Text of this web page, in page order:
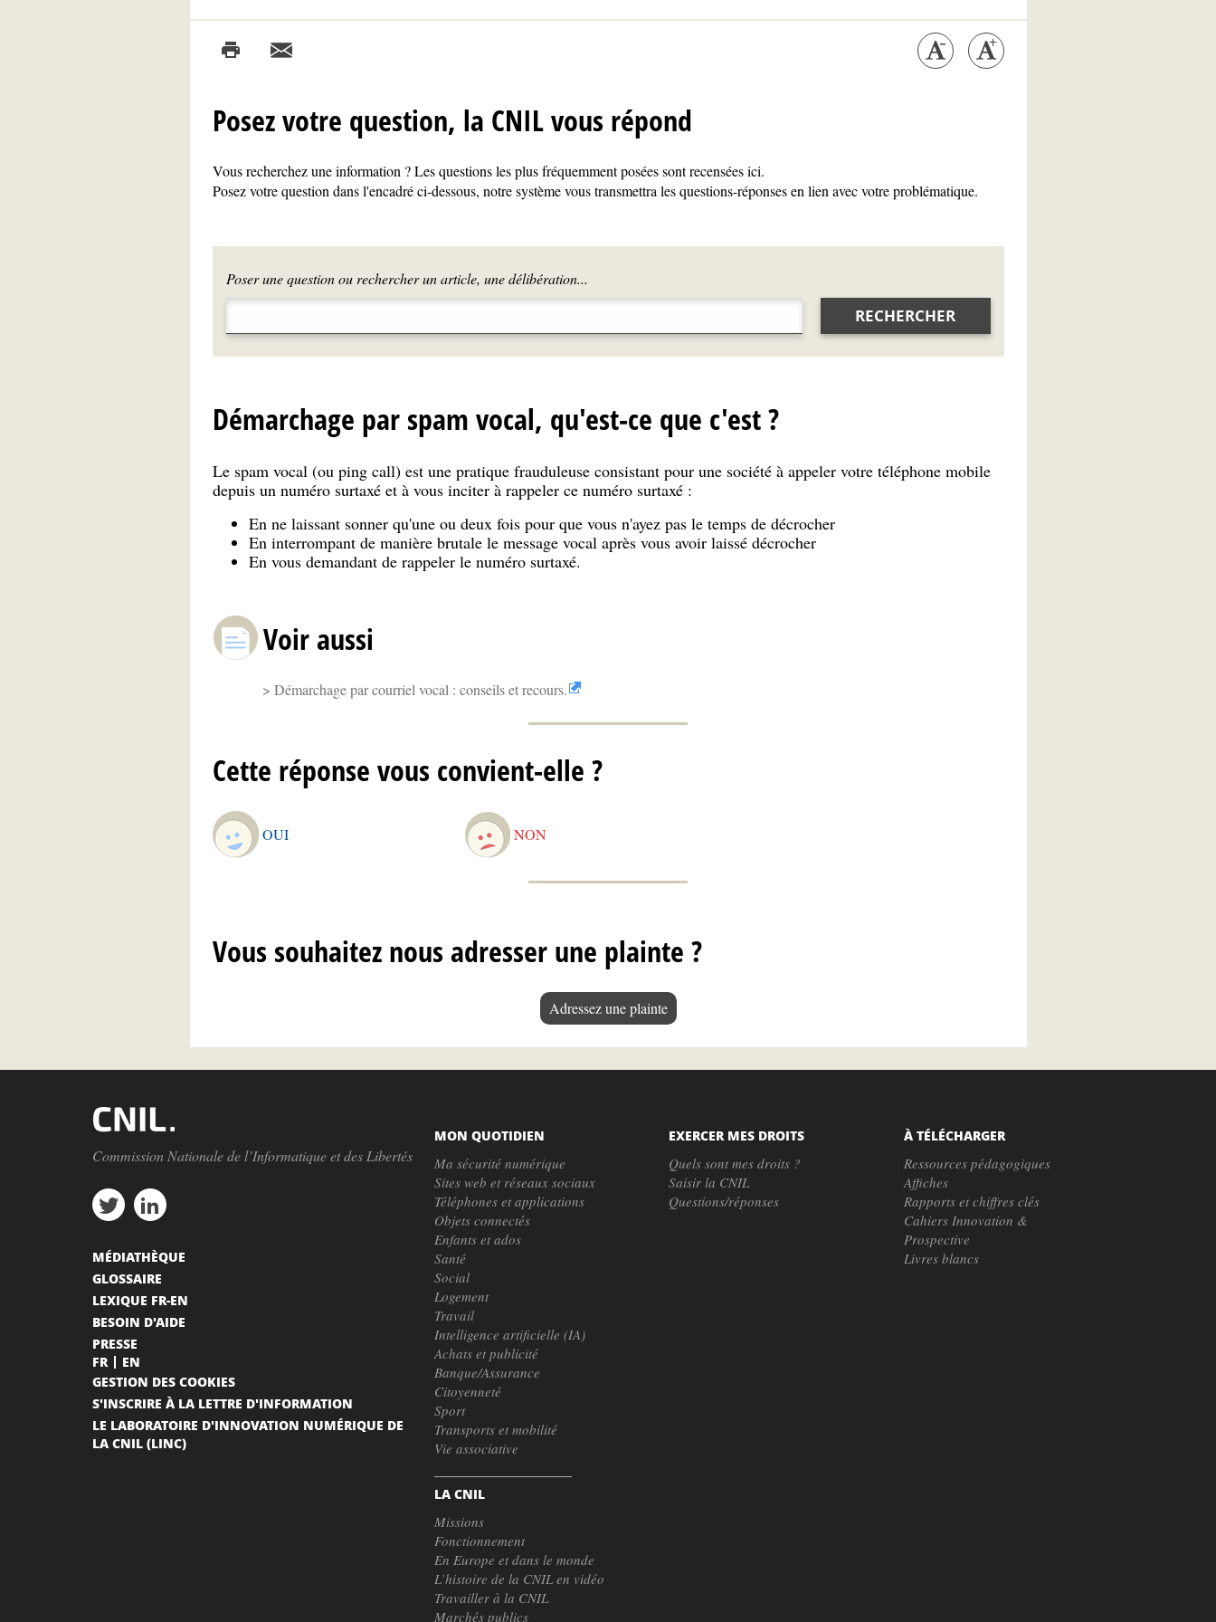
Posez votre question, la CNIL vous répond
Vous recherchez une information ? Les questions les plus fréquemment posées sont recensées ici.
Posez votre question dans l'encadré ci-dessous, notre système vous transmettra les questions-réponses en lien avec votre problématique.
Poser une question ou rechercher un article, une délibération...
RECHERCHER
Démarchage par spam vocal, qu'est-ce que c'est ?
Le spam vocal (ou ping call) est une pratique frauduleuse consistant pour une société à appeler votre téléphone mobile
depuis un numéro surtaxé et à vous inciter à rappeler ce numéro surtaxé :
En ne laissant sonner qu'une ou deux fois pour que vous n'ayez pas le temps de décrocher
En interrompant de manière brutale le message vocal après vous avoir laissé décrocher
En vous demandant de rappeler le numéro surtaxé.
Voir aussi
Démarchage par courriel vocal : conseils et recours.
Cette réponse vous convient-elle ?
OUI NON
Vous souhaitez nous adresser une plainte ?
Adressez une plainte
Commission Nationale de l’Informatique et des Libertés
MON QUOTIDIEN
Ma sécurité numérique
Sites web et réseaux sociaux
Téléphones et applications
Objets connectés
Enfants et ados
Santé
Social
Logement
Travail
Intelligence artificielle (IA)
Achats et publicité
Banque/Assurance
Citoyenneté
Sport
Transports et mobilité
Vie associative
LA CNIL
Missions
Fonctionnement
En Europe et dans le monde
L’histoire de la CNIL en vidéo
Travailler à la CNIL
Marchés publics
EXERCER MES DROITS
Quels sont mes droits ?
Saisir la CNIL
Questions/réponses
À TÉLÉCHARGER
Ressources pédagogiques
Affiches
Rapports et chiffres clés
Cahiers Innovation &
Prospective
Livres blancs
MÉDIATHÈQUE
GLOSSAIRE
LEXIQUE FR-EN
BESOIN D'AIDE
PRESSE
FR
EN
GESTION DES COOKIES
S'INSCRIRE À LA LETTRE D'INFORMATION
LE LABORATOIRE D'INNOVATION NUMÉRIQUE DE
LA CNIL (LINC)